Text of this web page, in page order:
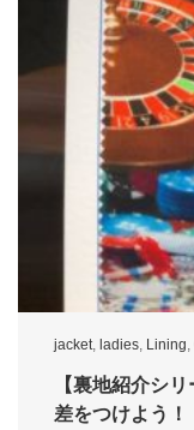
jacket, ladies, Lining,
【裏地紹介シ
差をつけよう！